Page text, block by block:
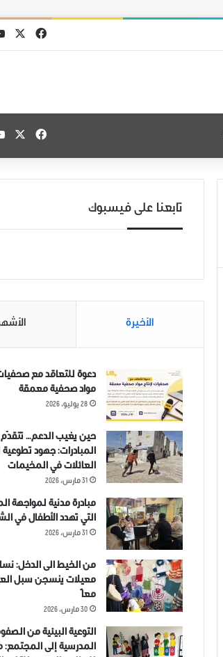
‫X
‫X
تابعنا على فيسبوك
الأخيرة
دعوة للتعاقد مع صحفيات
مواد صحفية معمقة
28 يوليو، 2026
حين يغيب الدعم… تتقدّم
المبادرات: جهود
العائلات في المخيمات
31 مارس، 2026
مبادرة مدنية لمواجهة
التي تهدد الأطفال في
31 مارس، 2026
من الخيط الى الدخل:
معيلات ينسجن سبل
معاً
30 مارس، 2026
التوعية البيئية من
المدرسية إلى المجتمع: